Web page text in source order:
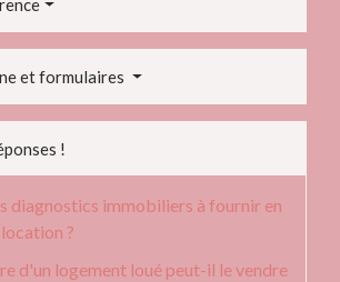
et formulaires
!
diagnostics immobiliers à fournir en
?
d'un logement loué peut-il le vendre